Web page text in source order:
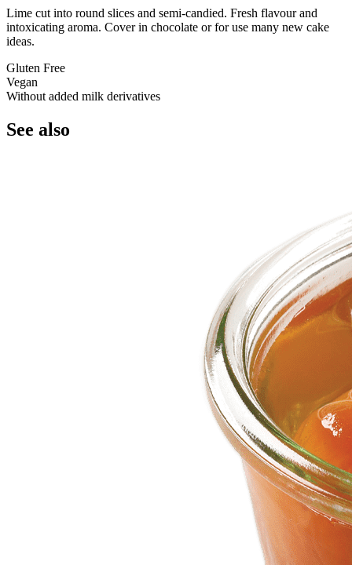
Lime cut into round slices and semi-candied. Fresh flavour and
intoxicating aroma. Cover in chocolate or for use many new cake
ideas.
Gluten Free
Vegan
Without added milk derivatives
See also